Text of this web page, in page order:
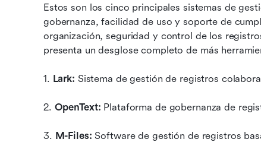
Estos son los cinco principales sistemas de
gobernanza, facilidad de uso y soporte de
organización, seguridad y control de los
presenta un desglose completo de más
1. Lark: Sistema de gestión de registros
2. OpenText: Plataforma de gobernanza de
3. M-Files: Software de gestión de registros